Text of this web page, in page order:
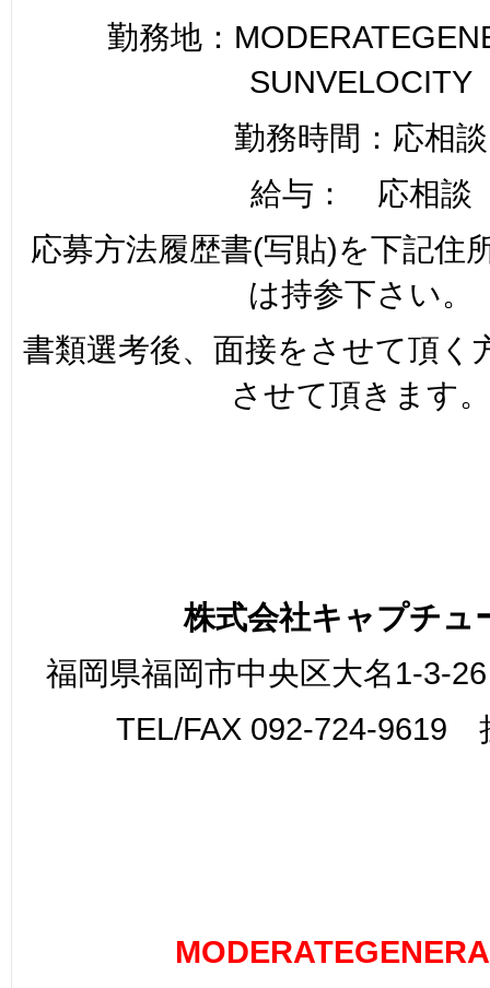
勤務地：
SUNVELOCITY
勤務時間：応相談
給与： 応相談
応募方法履歴書(写貼)を下記住
は持参下さい。
書類選考後、面接をさせて頂く
させて頂きます。
株式会社キャプチュ
福岡県福岡市中央区大名1-3-
TEL/FAX 092-724-9619